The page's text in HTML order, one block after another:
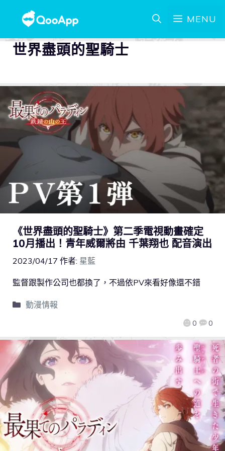
MENU
世界盡頭的聖騎士
《世界盡頭的聖騎士》第二季電視動畫確定
10月播出！青年威爾將由 千葉翔也 配音演出
2023/04/17 作者: 星藍
0 0
監督跟製作公司也都換了，不過依PV來看好像還不錯
動漫情報